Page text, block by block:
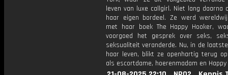
leven van luxe callgirl. Niet lang daarna
haar eigen bordeel. Ze werd
met haar boek The Happy Hooker,
voorgoed het gesprek over seks,
seksualiteit veranderde. Nu, in de
haar leven, blikt ze openhartig terug
als escortdame, hoerenmadam en Happy